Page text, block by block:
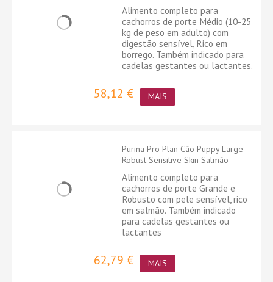
Alimento completo para
cachorros de porte Médio (10-25
kg de peso em adulto) com
digestão sensível, Rico em
borrego. Também indicado para
cadelas gestantes ou lactantes.
58,12 € MAIS
Purina Pro Plan Cão Puppy Large
Robust Sensitive Skin Salmão
Alimento completo para
cachorros de porte Grande e
Robusto com pele sensível, rico
em salmão. Também indicado
para cadelas gestantes ou
lactantes
62,79 € MAIS